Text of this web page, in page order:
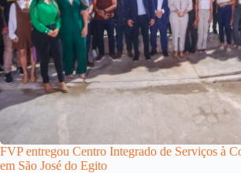
FVP entregou Centro Integrado de Serviços à
em São José do Egito